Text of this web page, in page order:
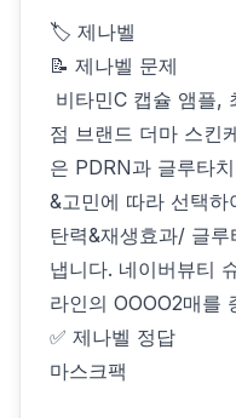
🏷 제나벨
📝 제나벨 문제
비타민C 캡슐 앰플,
점 브랜드 더마 스킨
은 PDRN과 글루타
&고민에 따라 선택
탄력&재생효과/ 글
냅니다. 네이버뷰티
라인의 OOOO2매를
✅ 제나벨 정답
마스크팩